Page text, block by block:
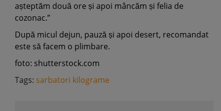
așteptăm două ore și apoi mâncăm și felia de
cozonac.”
După micul dejun, pauză și apoi desert, recomandat
este să facem o plimbare.
foto: shutterstock.com
Tags: sarbatori kilograme